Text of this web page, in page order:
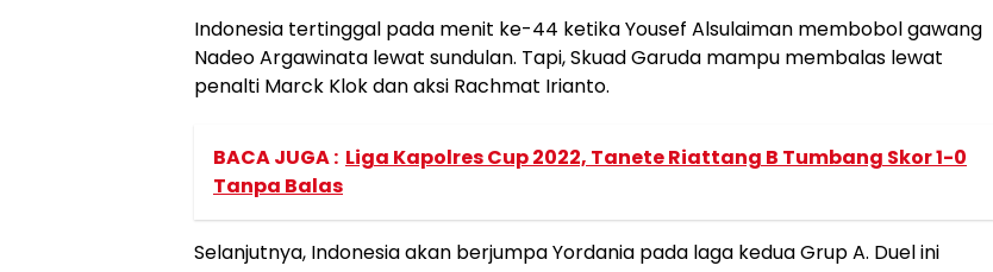
Indonesia tertinggal pada menit ke-44 ketika Yousef Alsulaiman membobol gawang
Nadeo Argawinata lewat sundulan. Tapi, Skuad Garuda mampu membalas lewat
penalti Marck Klok dan aksi Rachmat Irianto.
BACA JUGA : Liga Kapolres Cup 2022, Tanete Riattang B Tumbang Skor 1-0
Tanpa Balas
Selanjutnya, Indonesia akan berjumpa Yordania pada laga kedua Grup A. Duel ini